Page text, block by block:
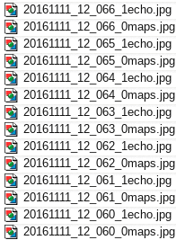
20161111_12_066_1echo.jpg
20161111_12_066_0maps.jpg
20161111_12_065_1echo.jpg
20161111_12_065_0maps.jpg
20161111_12_064_1echo.jpg
20161111_12_064_0maps.jpg
20161111_12_063_1echo.jpg
20161111_12_063_0maps.jpg
20161111_12_062_1echo.jpg
20161111_12_062_0maps.jpg
20161111_12_061_1echo.jpg
20161111_12_061_0maps.jpg
20161111_12_060_1echo.jpg
20161111_12_060_0maps.jpg